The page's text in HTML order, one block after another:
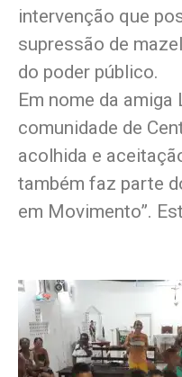
intervenção que
supressão de
do poder público.
Em nome da amiga
comunidade de
acolhida e
também faz parte
em Movimento”.